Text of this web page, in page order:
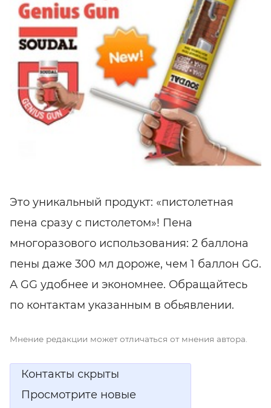
Это уникальный продукт: «пистолетная
пена сразу с пистолетом»! Пена
многоразового использования: 2 баллона
пены даже 300 мл дороже, чем 1 баллон GG.
А GG удобнее и экономнее. Обращайтесь
по контактам указанным в обьявлении.
Мнение редакции может отличаться от мнения автора.
Контакты скрыты
Просмотрите новые